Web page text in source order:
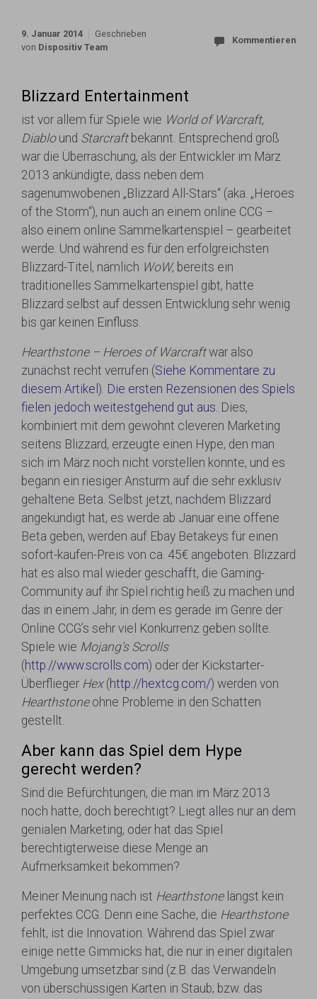
9. Januar 2014
Geschrieben
von Dispositiv Team
Kommentieren
Blizzard Entertainment
ist vor allem für Spiele wie World of Warcraft,
Diablound Starcraftbekannt. Entsprechend groß
war die Überraschung, als der Entwickler im März
2013 ankündigte, dass neben dem
sagenumwobenen „Blizzard All-Stars“ (aka. „Heroes
of the Storm“), nun auch an einem online CCG –
also einem online Sammelkartenspiel – gearbeitet
werde. Und während es für den erfolgreichsten
Blizzard-Titel, nämlich WoW, bereits ein
traditionelles Sammelkartenspiel gibt, hatte
Blizzard selbst auf dessen Entwicklung sehr wenig
bis gar keinen Einfluss.
Hearthstone – Heroes of Warcraftwar also
zunächst recht verrufen (Siehe Kommentare zu
diesem Artikel ). Die ersten Rezensionen des Spiels
fielen jedoch weitestgehend gut aus. Dies,
kombiniert mit dem gewohnt cleveren Marketing
seitens Blizzard, erzeugte einen Hype, den man
sich im März noch nicht vorstellen konnte, und es
begann ein riesiger Ansturm auf die sehr exklusiv
gehaltene Beta. Selbst jetzt, nachdem Blizzard
angekündigt hat, es werde ab Januar eine offene
Beta geben, werden auf Ebay Betakeys für einen
sofort-kaufen-Preis von ca. 45€ angeboten. Blizzard
hat es also mal wieder geschafft, die Gaming-
Community auf ihr Spiel richtig heiß zu machen und
das in einem Jahr, in dem es gerade im Genre der
Online CCG’s sehr viel Konkurrenz geben sollte.
Spiele wie Mojang’s Scrolls
(http://www.scrolls.com) oder der Kickstarter-
Überflieger Hex(http://hextcg.com/) werden von
Hearthstoneohne Probleme in den Schatten
gestellt.
Aber kann das Spiel dem Hype
gerecht werden?
Sind die Befürchtungen, die man im März 2013
noch hatte, doch berechtigt? Liegt alles nur an dem
genialen Marketing, oder hat das Spiel
berechtigterweise diese Menge an
Aufmerksamkeit bekommen?
Meiner Meinung nach ist Hearthstonelängst kein
perfektes CCG. Denn eine Sache, die Hearthstone
fehlt, ist die Innovation. Während das Spiel zwar
einige nette Gimmicks hat, die nur in einer digitalen
Umgebung umsetzbar sind (z.B. das Verwandeln
von überschüssigen Karten in Staub; bzw. das